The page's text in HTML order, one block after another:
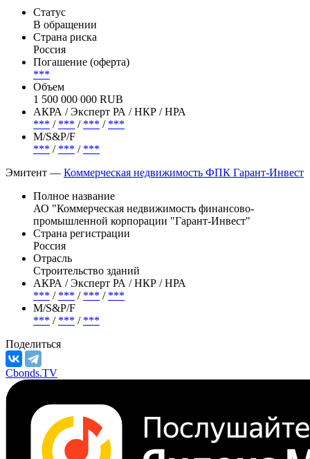
Статус
В обращении
Страна риска
Россия
Погашение (оферта)
***
Объем
1 500 000 000 RUB
АКРА / Эксперт РА / НКР / НРА
*** / *** / *** / ***
М/S&P/F
*** / *** / ***
Эмитент — Коммерческая недвижимость ФПК Гарант-Инвест
Полное название
АО "Коммерческая недвижимость финансово-
промышленной корпорации "Гарант-Инвест"
Страна регистрации
Россия
Отрасль
Строительство зданий
АКРА / Эксперт РА / НКР / НРА
*** / *** / *** / ***
М/S&P/F
*** / *** / ***
Поделиться
Cbonds.TV